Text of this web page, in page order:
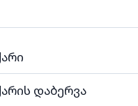
დაბერვა